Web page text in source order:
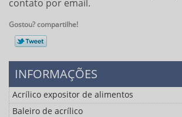
contato por email.
Gostou? compartilhe!
INFORMAÇÕES
Acrílico expositor de alimentos
Baleiro de acrílico